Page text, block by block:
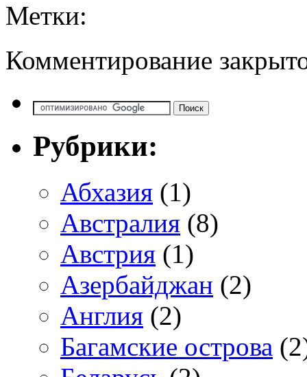
Метки:
Комментирование
Рубрики:
Абхазия (1)
Австралия (8)
Австрия (1)
Азербайджан (2)
Англия (2)
Багамские острова